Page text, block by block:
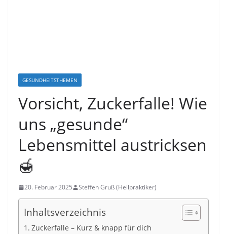
GESUNDHEITSTHEMEN
Vorsicht, Zuckerfalle! Wie
uns „gesunde“
Lebensmittel austricksen
🍯
20. Februar 2025 Steffen Gruß (Heilpraktiker)
Inhaltsverzeichnis
Zuckerfalle – Kurz & knapp für dich